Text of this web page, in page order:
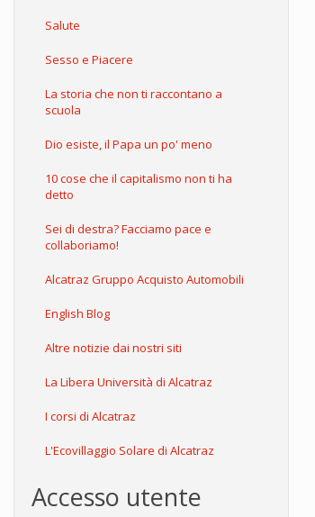
Salute
Sesso e Piacere
La storia che non ti raccontano a
scuola
Dio esiste, il Papa un po' meno
10 cose che il capitalismo non ti ha
detto
Sei di destra? Facciamo pace e
collaboriamo!
Alcatraz Gruppo Acquisto Automobili
English Blog
Altre notizie dai nostri siti
La Libera Università di Alcatraz
I corsi di Alcatraz
L'Ecovillaggio Solare di Alcatraz
Accesso utente